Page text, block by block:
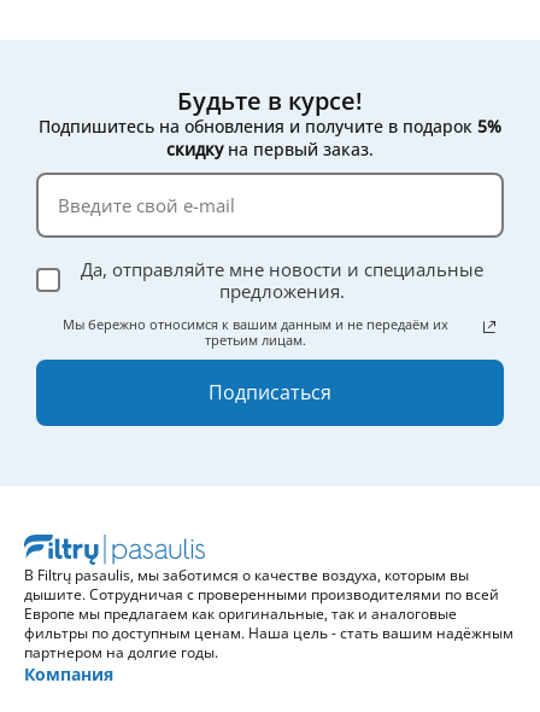
Будьте в курсе!
Подпишитесь на обновления и получите в подарок 5%
скидкуна первый заказ.
Да, отправляйте мне новости и специальные
предложения.
Мы бережно относимся к вашим данным и не передаём их
третьим лицам.
Подписаться
В Filtrų pasaulis, мы заботимся о качестве воздуха, которым вы
дышите. Сотрудничая с проверенными производителями по всей
Европе мы предлагаем как оригинальные, так и аналоговые
фильтры по доступным ценам. Наша цель - стать вашим надёжным
партнером на долгие годы.
Компания